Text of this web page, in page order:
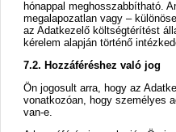
hónappal meghosszabbítható.
megalapozatlan vagy –
az Adatkezelő költségtérítést
kérelem alapján történő
7.2. Hozzáféréshez való jog
Ön jogosult arra, hogy az
vonatkozóan, hogy személyes
van-e.